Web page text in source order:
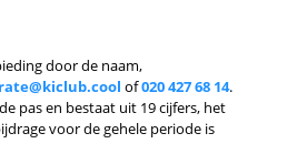
door de naam,
of020 427 68 14.
pas en bestaat uit 19 cijfers, het
voor de gehele periode is